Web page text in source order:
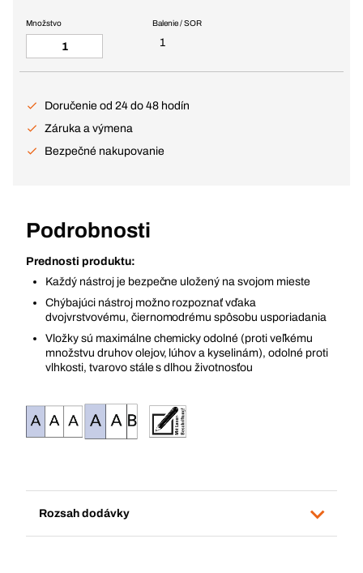
Balenie / SOR
1
Množstvo
Doručenie od 24 do 48 hodín
Záruka a výmena
Bezpečné nakupovanie
Podrobnosti
Prednosti produktu:
Každý nástroj je bezpečne uložený na svojom mieste
Chýbajúci nástroj možno rozpoznať vďaka
dvojvrstvovému, čiernomodrému spôsobu usporiadania
Vložky sú maximálne chemicky odolné (proti veľkému
množstvu druhov olejov, lúhov a kyselinám), odolné proti
vlhkosti, tvarovo stále s dlhou životnosťou
Rozsah dodávky